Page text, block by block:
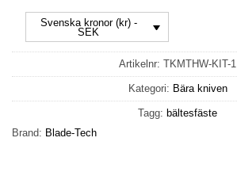
Svenska kronor (kr) -
SEK
Artikelnr: TKMTHW-KIT-1
Kategori: Bära kniven
Tagg: bältesfäste
Brand: Blade-Tech